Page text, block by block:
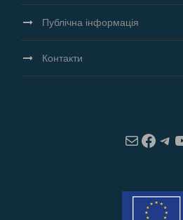
Публічна інформація
Контакти
Пошта Facebook Telegram YouTube